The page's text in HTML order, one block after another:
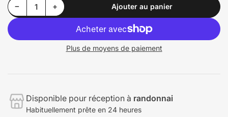
−Diminuer la quantité pour Mercedes | 108/109/113/114/115/116/123 | Barock
Quantité +Augmenter la quantité pour Mercedes | 108/109/113/114/115/116/123 | Barock Ajouter au panier
Plus de moyens de paiement
Disponible pour réception à randonnai
Habituellement prête en 24 heures